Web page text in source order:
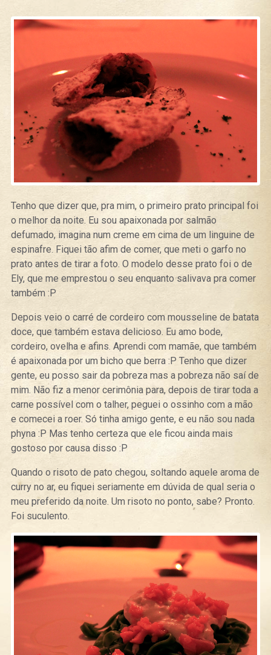
Tenho que dizer que, pra mim, o primeiro prato principal foi
o melhor da noite. Eu sou apaixonada por salmão
defumado, imagina num creme em cima de um linguine de
espinafre. Fiquei tão afim de comer, que meti o garfo no
prato antes de tirar a foto. O modelo desse prato foi o de
Ely, que me emprestou o seu enquanto salivava pra comer
também :P
Depois veio o carré de cordeiro com mousseline de batata
doce, que também estava delicioso. Eu amo bode,
cordeiro, ovelha e afins. Aprendi com mamãe, que também
é apaixonada por um bicho que berra :P Tenho que dizer
gente, eu posso sair da pobreza mas a pobreza não saí de
mim. Não fiz a menor cerimônia para, depois de tirar toda a
carne possível com o talher, peguei o ossinho com a mão
e comecei a roer. Só tinha amigo gente, e eu não sou nada
phyna :P Mas tenho certeza que ele ficou ainda mais
gostoso por causa disso :P
Quando o risoto de pato chegou, soltando aquele aroma de
curry no ar, eu fiquei seriamente em dúvida de qual seria o
meu preferido da noite. Um risoto no ponto, sabe? Pronto.
Foi suculento.